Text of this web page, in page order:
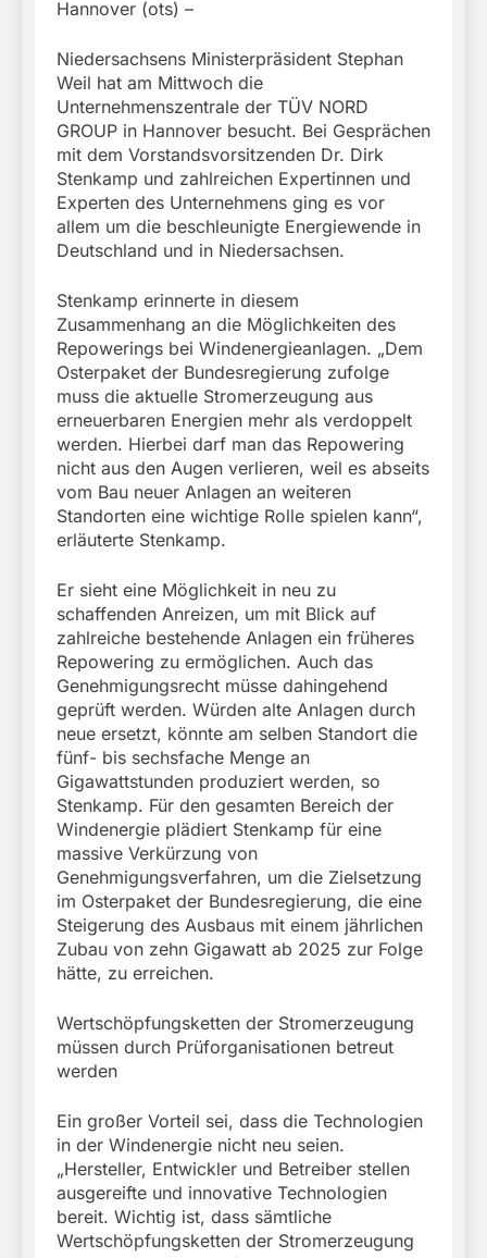
Hannover (ots) –
Niedersachsens Ministerpräsident Stephan
Weil hat am Mittwoch die
Unternehmenszentrale der TÜV NORD
GROUP in Hannover besucht. Bei Gesprächen
mit dem Vorstandsvorsitzenden Dr. Dirk
Stenkamp und zahlreichen Expertinnen und
Experten des Unternehmens ging es vor
allem um die beschleunigte Energiewende in
Deutschland und in Niedersachsen.
Stenkamp erinnerte in diesem
Zusammenhang an die Möglichkeiten des
Repowerings bei Windenergieanlagen. „Dem
Osterpaket der Bundesregierung zufolge
muss die aktuelle Stromerzeugung aus
erneuerbaren Energien mehr als verdoppelt
werden. Hierbei darf man das Repowering
nicht aus den Augen verlieren, weil es abseits
vom Bau neuer Anlagen an weiteren
Standorten eine wichtige Rolle spielen kann“,
erläuterte Stenkamp.
Er sieht eine Möglichkeit in neu zu
schaffenden Anreizen, um mit Blick auf
zahlreiche bestehende Anlagen ein früheres
Repowering zu ermöglichen. Auch das
Genehmigungsrecht müsse dahingehend
geprüft werden. Würden alte Anlagen durch
neue ersetzt, könnte am selben Standort die
fünf- bis sechsfache Menge an
Gigawattstunden produziert werden, so
Stenkamp. Für den gesamten Bereich der
Windenergie plädiert Stenkamp für eine
massive Verkürzung von
Genehmigungsverfahren, um die Zielsetzung
im Osterpaket der Bundesregierung, die eine
Steigerung des Ausbaus mit einem jährlichen
Zubau von zehn Gigawatt ab 2025 zur Folge
hätte, zu erreichen.
Wertschöpfungsketten der Stromerzeugung
müssen durch Prüforganisationen betreut
werden
Ein großer Vorteil sei, dass die Technologien
in der Windenergie nicht neu seien.
„Hersteller, Entwickler und Betreiber stellen
ausgereifte und innovative Technologien
bereit. Wichtig ist, dass sämtliche
Wertschöpfungsketten der Stromerzeugung